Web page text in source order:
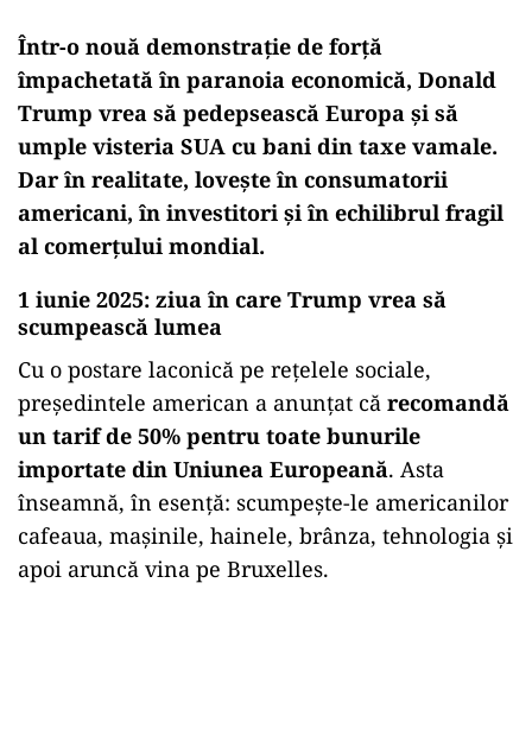
Într-o nouă demonstrație de forță
împachetată în paranoia economică, Donald
Trump vrea să pedepsească Europa și să
umple visteria SUA cu bani din taxe vamale.
Dar în realitate, lovește în consumatorii
americani, în investitori și în echilibrul fragil
al comerțului mondial.
1 iunie 2025: ziua în care Trump vrea să
scumpească lumea
Cu o postare laconică pe rețelele sociale,
președintele american a anunțat că recomandă
un tarif de 50% pentru toate bunurile
importate din Uniunea Europeană. Asta
înseamnă, în esență: scumpește-le americanilor
cafeaua, mașinile, hainele, brânza, tehnologia și
apoi aruncă vina pe Bruxelles.